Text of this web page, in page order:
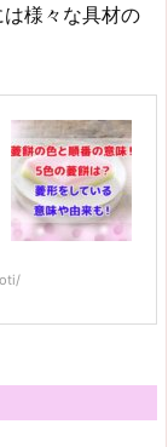
は様々な具材の